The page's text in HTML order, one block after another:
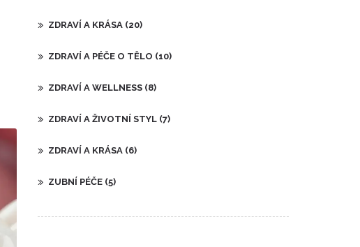
ZDRAVÍ A KRÁSA (20)
ZDRAVÍ A PÉČE O TĚLO (10)
ZDRAVÍ A WELLNESS (8)
ZDRAVÍ A ŽIVOTNÍ STYL (7)
ZDRAVÍ A KRÁSA (6)
ZUBNÍ PÉČE (5)